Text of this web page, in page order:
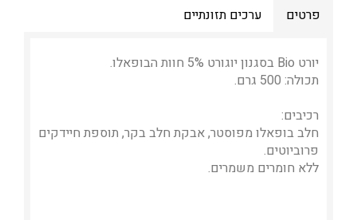
פרטים
ערכים תזונתיים
יורט Bio בסגנון יוגורט 5% חוות הבופאלו.
תכולה: 500 גרם.
רכיבים:
חלב בופאלו מפוסטר, אבקת חלב בקר, תוספת חיידקים
פרוביוטים.
ללא חומרים משמרים.